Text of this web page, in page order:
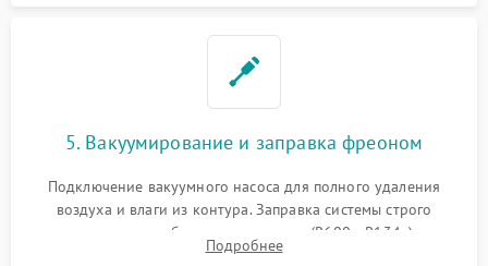
5. Вакуумирование и заправка фреоном
Подключение вакуумного насоса для полного удаления
воздуха и влаги из контура. Заправка системы строго
дозированным объемом хладагента (R600a, R134a) по
электронным весам. Контроль рабочего давления в системе.
Подробнее